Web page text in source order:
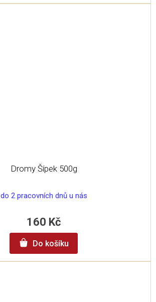
Dromy Šípek 500g
do 2 pracovních dnů u nás
160 Kč
Do košíku